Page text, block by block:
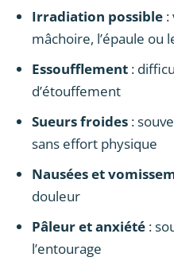
Irradiation possible :
mâchoire, l’épaule ou
Essoufflement :
d’étouffement
Sueurs froides :
sans effort physique
Nausées et
douleur
Pâleur et anxiété :
l’entourage